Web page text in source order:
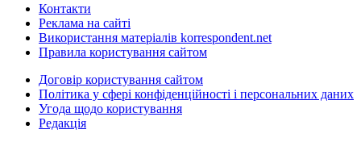
Контакти
Реклама на сайті
Використання матеріалів korrespondent.net
Правила користування сайтом
Договір користування сайтом
Політика у сфері конфіденційності і персональних даних
Угода щодо користування
Редакція